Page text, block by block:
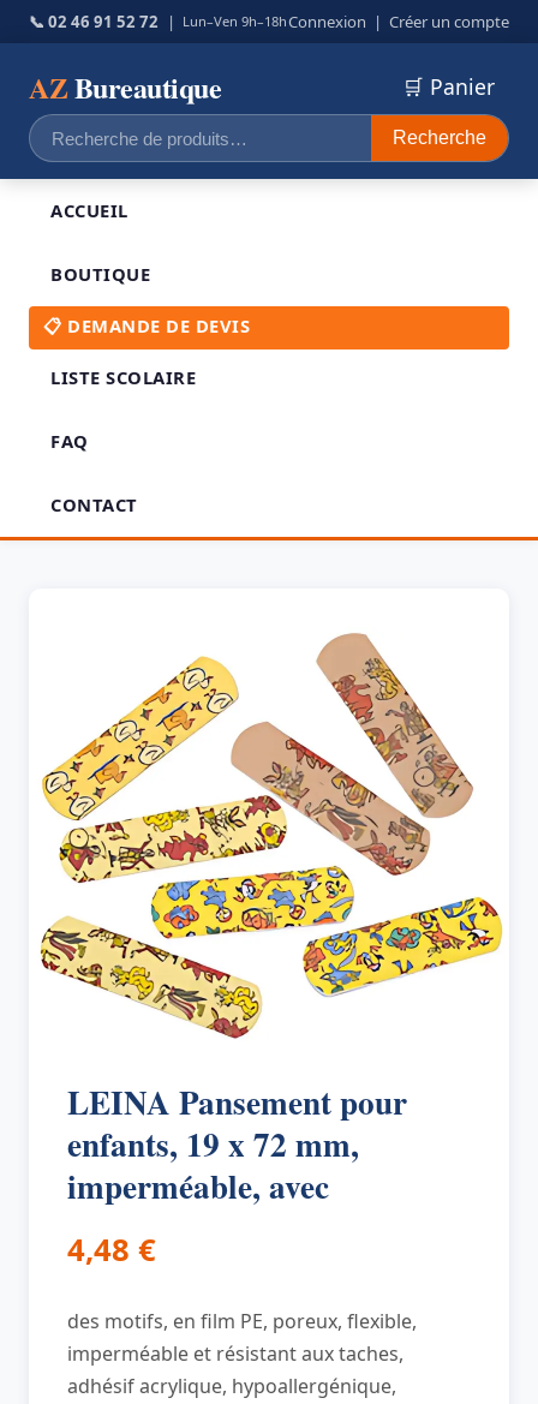
📞 02 46 91 52 72 | Lun–Ven 9h–18hConnexion | Créer un compte
AZBureautique
Recherche
pour :
Recherche
🛒 Panier
ACCUEIL
BOUTIQUE
📋 DEMANDE DE DEVIS
LISTE SCOLAIRE
FAQ
CONTACT
LEINA Pansement pour
enfants, 19 x 72 mm,
imperméable, avec
4,48 €
des motifs, en film PE, poreux, flexible,
imperméable et résistant aux taches,
adhésif acrylique, hypoallergénique,